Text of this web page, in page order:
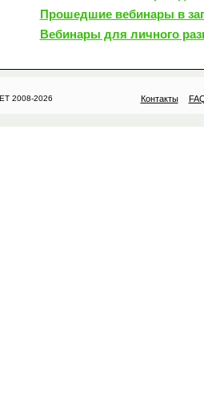
Прошедшие вебинары в
Вебинары для личного
2008-2026 Контакты